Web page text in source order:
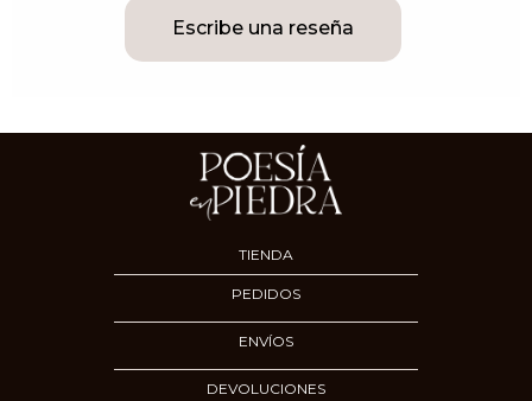
Escribe una reseña
TIENDA
PEDIDOS
ENVÍOS
DEVOLUCIONES